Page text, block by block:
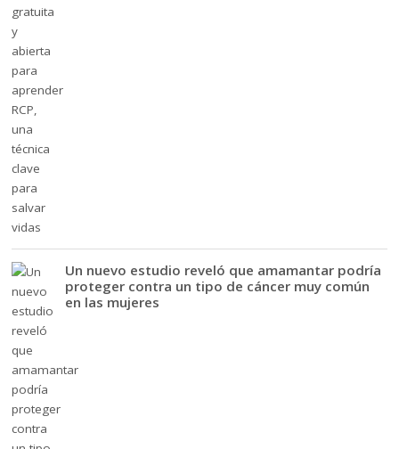
Un nuevo estudio reveló que amamantar podría
proteger contra un tipo de cáncer muy común
en las mujeres